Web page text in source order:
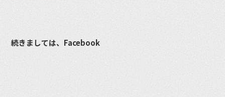
続きましては、Facebook